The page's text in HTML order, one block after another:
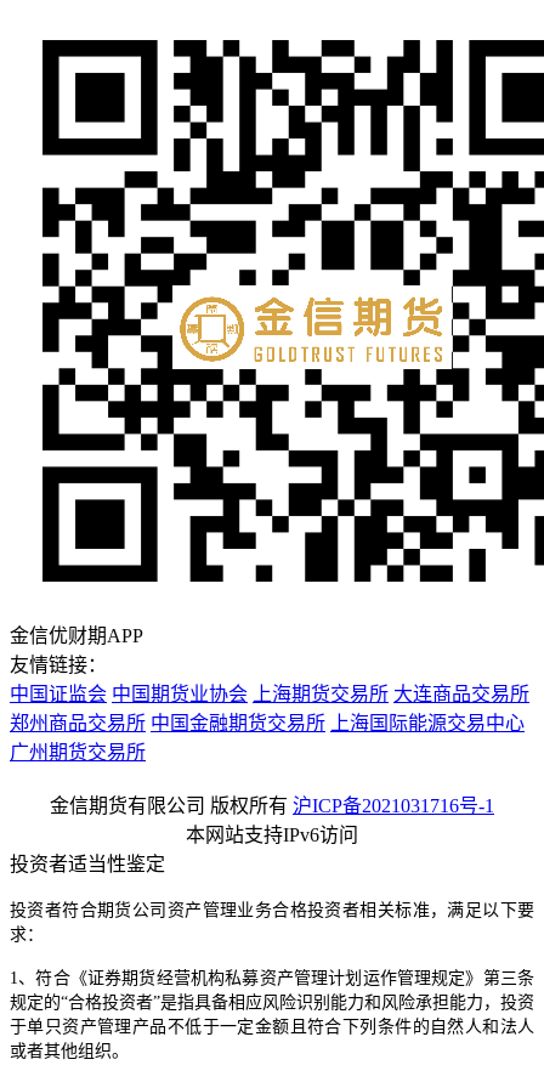
金信优财期APP
友情链接：
中国证监会 中国期货业协会 上海期货交易所 大连商品交易所
郑州商品交易所 中国金融期货交易所 上海国际能源交易中心
广州期货交易所
金信期货有限公司 版权所有 沪ICP备2021031716号-1
本网站支持IPv6访问
投资者适当性鉴定
投资者符合期货公司资产管理业务合格投资者相关标准，满足以下要
求：
1、符合《证券期货经营机构私募资产管理计划运作管理规定》第三条
规定的“合格投资者”是指具备相应风险识别能力和风险承担能力，投资
于单只资产管理产品不低于一定金额且符合下列条件的自然人和法人
或者其他组织。